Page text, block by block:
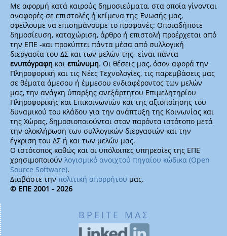
Με αφορμή κατά καιρούς δημοσιεύματα, στα οποία γίνονται
αναφορές σε επιστολές ή κείμενα της Ένωσής μας,
οφείλουμε να επισημάνουμε το προφανές: Οποιαδήποτε
δημοσίευση, καταχώριση, άρθρο ή επιστολή προέρχεται από
την ΕΠΕ -και προκύπτει πάντα μέσα από συλλογική
διεργασία του ΔΣ και των μελών της- είναι πάντα
ενυπόγραφη και επώνυμη. Οι θέσεις μας, όσον αφορά την
Πληροφορική και τις Νέες Τεχνολογίες, τις παρεμβάσεις μας
σε θέματα άμεσου ή έμμεσου ενδιαφέροντος των μελών
μας, την ανάγκη ύπαρξης ανεξάρτητου Επιμελητηρίου
Πληροφορικής και Επικοινωνιών και της αξιοποίησης του
δυναμικού του κλάδου για την ανάπτυξη της Κοινωνίας και
της Χώρας, δημοσιοποιούνται στον παρόντα ιστότοπο μετά
την ολοκλήρωση των συλλογικών διεργασιών και την
έγκριση του ΔΣ ή και των μελών μας.
Ο ιστότοπος καθώς και οι υπόλοιπες υπηρεσίες της ΕΠΕ
χρησιμοποιούν λογισμικό ανοιχτού πηγαίου κώδικα (Open
Source Software).
Διαβάστε την πολιτική απορρήτου μας.
© ΕΠΕ 2001 - 2026
ΒΡΕΙΤΕ ΜΑΣ